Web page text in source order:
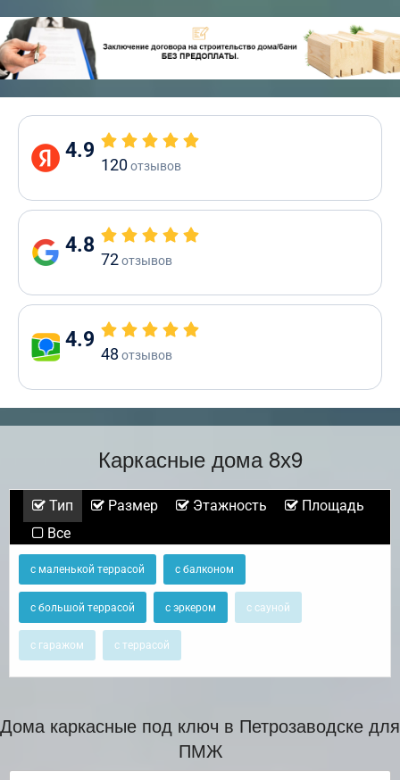
4.9
120отзывов
4.8
72отзывов
4.9
48 отзывов
Каркасные дома 8х9
Тип Размер Этажность
Площадь
Все
с маленькой террасой с балконом
с большой террасой с эркером с сауной
с гаражом с террасой
Дома каркасные под ключ в Петрозаводске для
ПМЖ